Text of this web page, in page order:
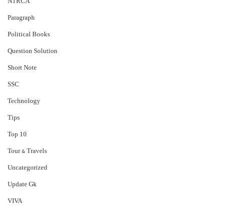
Paragraph
Political Books
Question Solution
Short Note
‍SSC
Technology
Tips
Top 10
Tour & Travels
Uncategorized
Update Gk
VIVA